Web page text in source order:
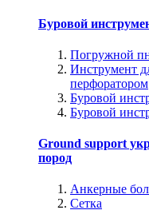
Буровой
Погружной
Инструмент
перфоратором
Буровой
Буровой
Ground support
пород
Анкерные
Сетка